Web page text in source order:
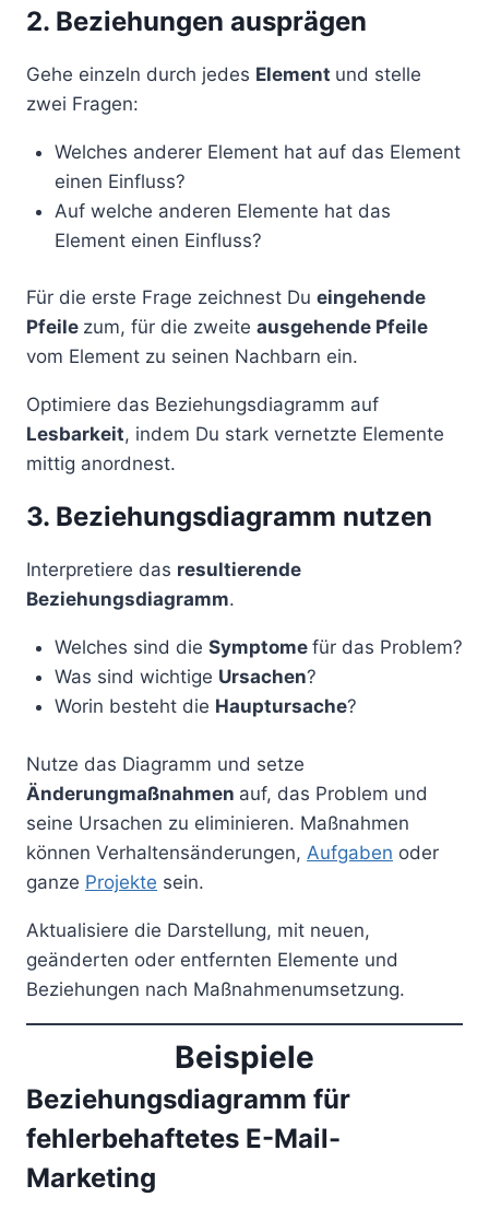
2. Beziehungen ausprägen
Gehe einzeln durch jedes Element und stelle
zwei Fragen:
Welches anderer Element hat auf das Element
einen Einfluss?
Auf welche anderen Elemente hat das
Element einen Einfluss?
Für die erste Frage zeichnest Du eingehende
Pfeile zum, für die zweite ausgehende Pfeile
vom Element zu seinen Nachbarn ein.
Optimiere das Beziehungsdiagramm auf
Lesbarkeit, indem Du stark vernetzte Elemente
mittig anordnest.
3. Beziehungsdiagramm nutzen
Interpretiere das resultierende
Beziehungsdiagramm.
Welches sind die Symptome für das Problem?
Was sind wichtige Ursachen?
Worin besteht die Hauptursache?
Nutze das Diagramm und setze
Änderungmaßnahmen auf, das Problem und
seine Ursachen zu eliminieren. Maßnahmen
können Verhaltensänderungen, Aufgaben oder
ganze Projekte sein.
Aktualisiere die Darstellung, mit neuen,
geänderten oder entfernten Elemente und
Beziehungen nach Maßnahmenumsetzung.
Beispiele
Beziehungsdiagramm für
fehlerbehaftetes E-Mail-
Marketing